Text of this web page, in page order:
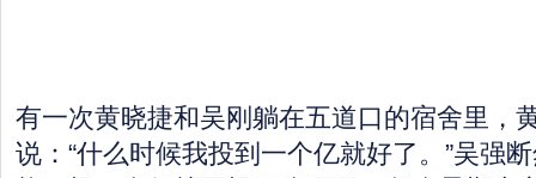
有一次黄晓捷和吴刚躺在五道口的宿舍里，
说：“什么时候我投到一个亿就好了。”吴强